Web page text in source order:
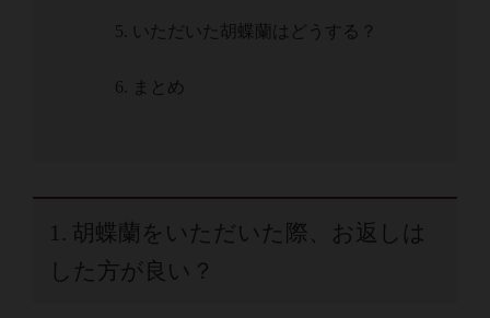
5. いただいた胡蝶蘭はどうする？
6. まとめ
1. 胡蝶蘭をいただいた際、お返しは
した方が良い？